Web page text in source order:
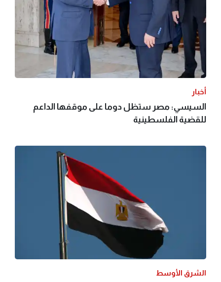
أخبار
السيسي: مصر ستظل دوما على موقفها الداعم
للقضية الفلسطينية
الشرق الأوسط